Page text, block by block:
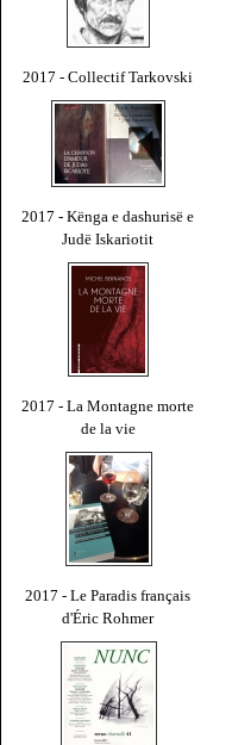
2017 - Collectif Tarkovski
2017 - Kënga e dashurisë e
Judë Iskariotit
2017 - La Montagne morte
de la vie
2017 - Le Paradis français
d'Éric Rohmer